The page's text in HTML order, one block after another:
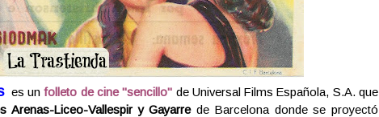
es unfolleto de cine "sencillo" de Universal Films Española, S.A. que
Arenas-Liceo-Vallespir y Gayarrede Barcelona donde se proyectó